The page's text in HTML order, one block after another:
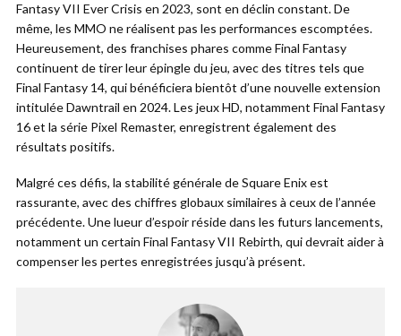
Fantasy VII Ever Crisis en 2023, sont en déclin constant. De
même, les MMO ne réalisent pas les performances escomptées.
Heureusement, des franchises phares comme Final Fantasy
continuent de tirer leur épingle du jeu, avec des titres tels que
Final Fantasy 14, qui bénéficiera bientôt d’une nouvelle extension
intitulée Dawntrail en 2024. Les jeux HD, notamment Final Fantasy
16 et la série Pixel Remaster, enregistrent également des
résultats positifs.
Malgré ces défis, la stabilité générale de Square Enix est
rassurante, avec des chiffres globaux similaires à ceux de l’année
précédente. Une lueur d’espoir réside dans les futurs lancements,
notamment un certain Final Fantasy VII Rebirth, qui devrait aider à
compenser les pertes enregistrées jusqu’à présent.